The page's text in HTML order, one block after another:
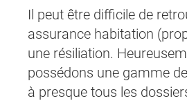
Il peut être difficile de
assurance habitation
une résiliation.
possédons une gamme
à presque tous les